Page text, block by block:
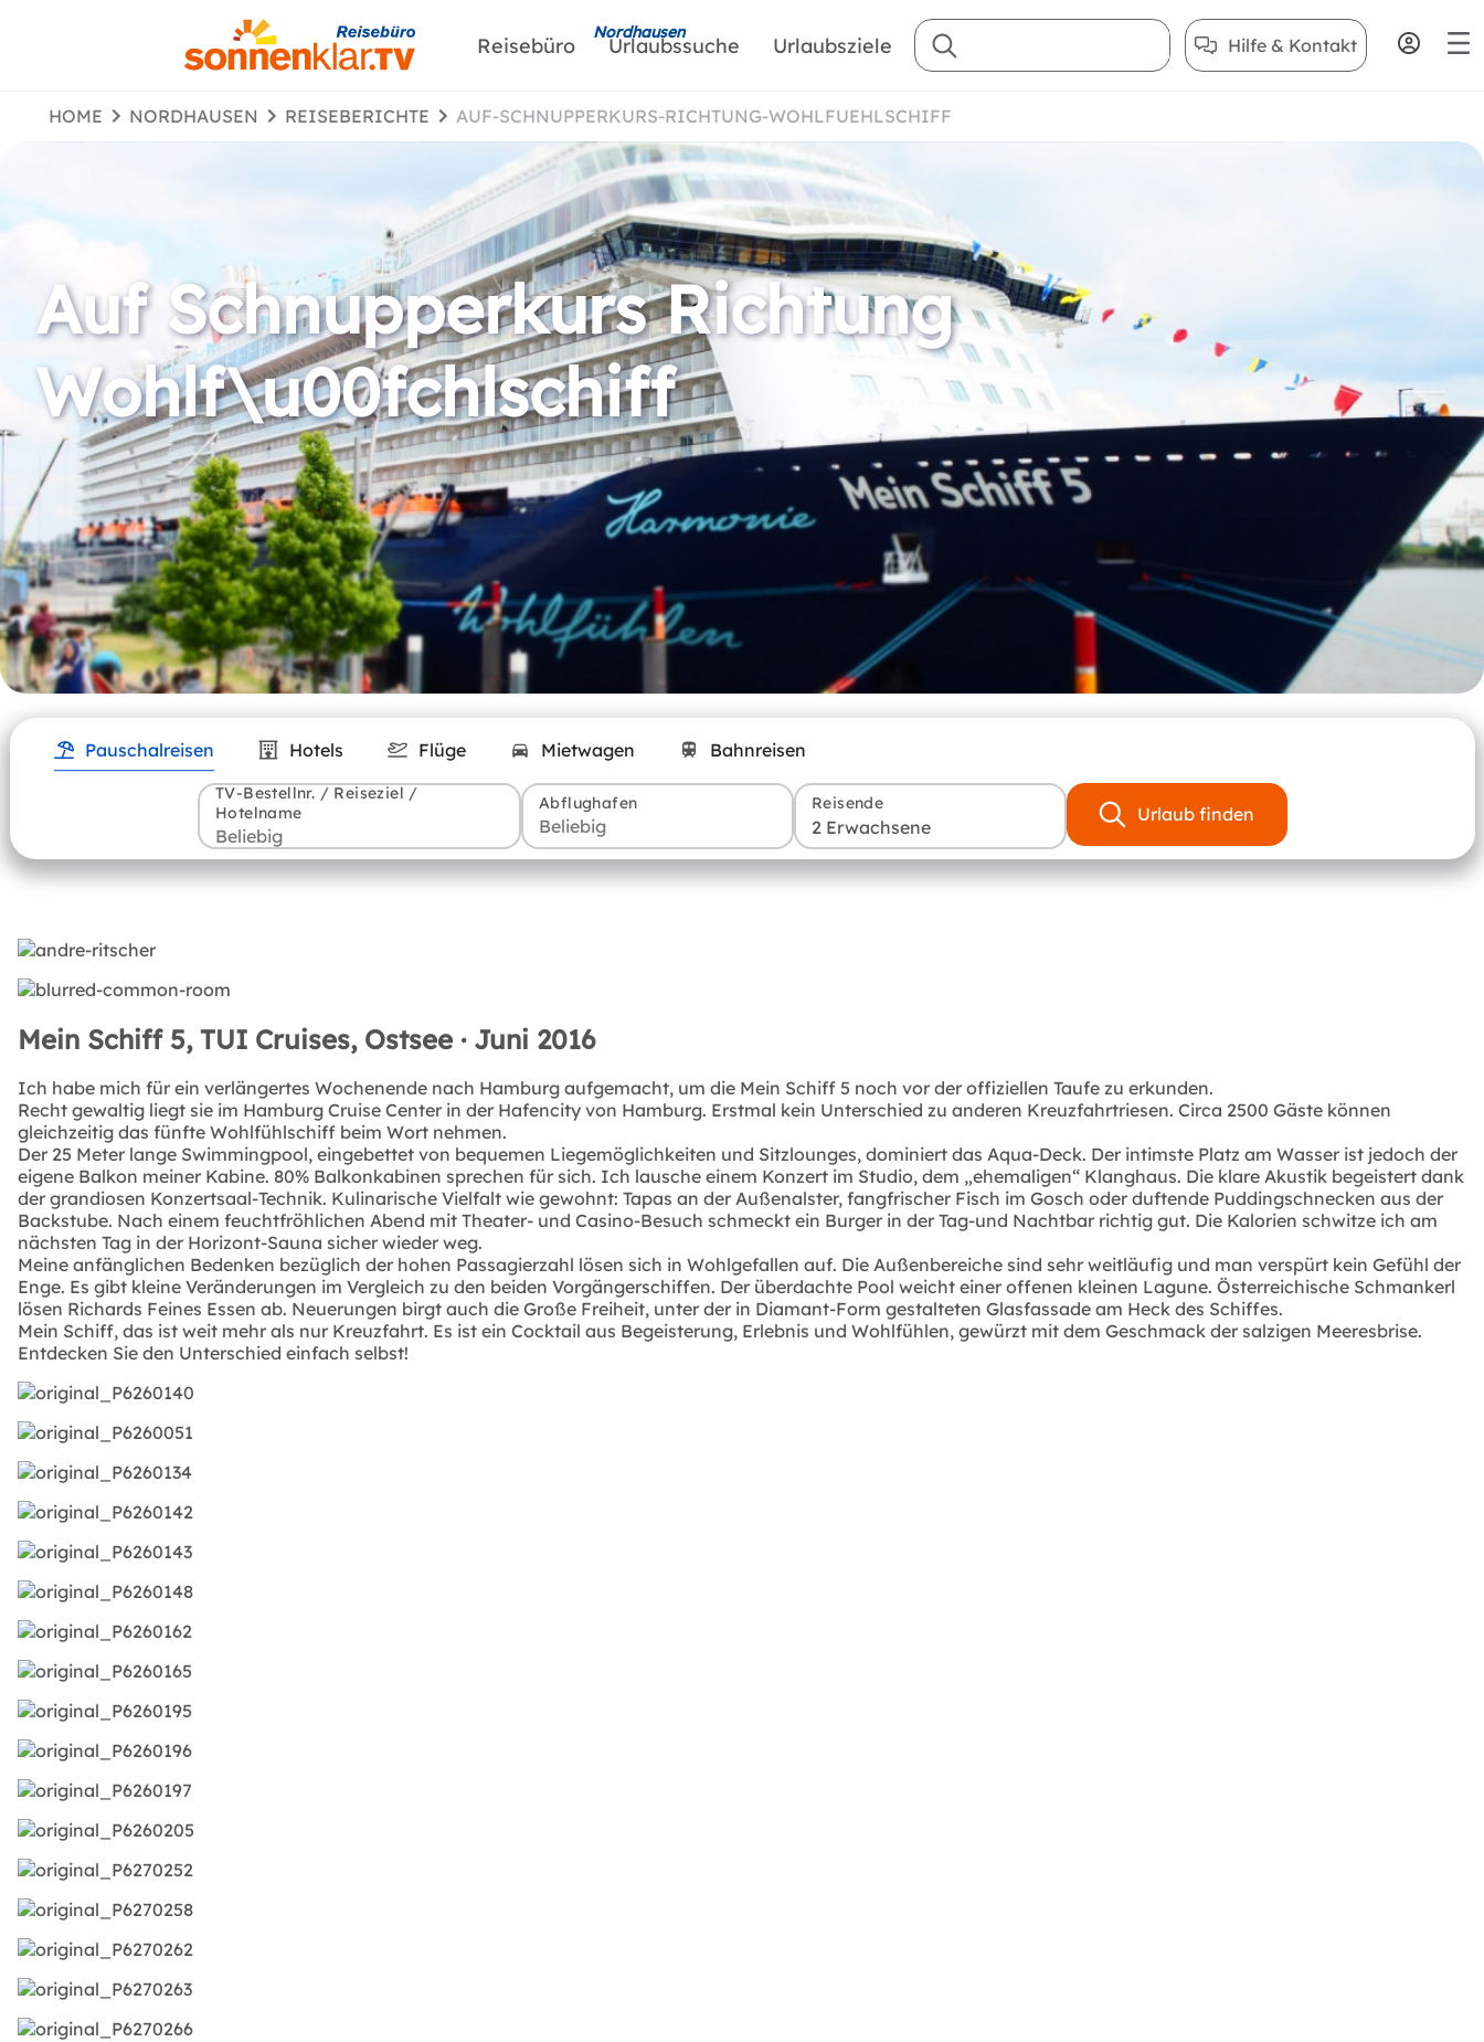
Nordhausen
Reisebüro Urlaubssuche Urlaubsziele Hilfe & Kontakt
HOME NORDHAUSEN REISEBERICHTE AUF-SCHNUPPERKURS-RICHTUNG-WOHLFUEHLSCHIFF
Auf Schnupperkurs Richtung
Wohlf\u00fchlschiff
Pauschalreisen Hotels Flüge Mietwagen Bahnreisen
TV-Bestellnr. / Reiseziel /
Hotelname
Abflughafen Reisende
2 Erwachsene
Urlaub finden
Mein Schiff 5, TUI Cruises, Ostsee · Juni 2016
Ich habe mich für ein verlängertes Wochenende nach Hamburg aufgemacht, um die Mein Schiff 5 noch vor der offiziellen Taufe zu erkunden.
Recht gewaltig liegt sie im Hamburg Cruise Center in der Hafencity von Hamburg. Erstmal kein Unterschied zu anderen Kreuzfahrtriesen. Circa 2500 Gäste können
gleichzeitig das fünfte Wohlfühlschiff beim Wort nehmen.
Der 25 Meter lange Swimmingpool, eingebettet von bequemen Liegemöglichkeiten und Sitzlounges, dominiert das Aqua-Deck. Der intimste Platz am Wasser ist jedoch der
eigene Balkon meiner Kabine. 80% Balkonkabinen sprechen für sich. Ich lausche einem Konzert im Studio, dem „ehemaligen“ Klanghaus. Die klare Akustik begeistert dank
der grandiosen Konzertsaal-Technik. Kulinarische Vielfalt wie gewohnt: Tapas an der Außenalster, fangfrischer Fisch im Gosch oder duftende Puddingschnecken aus der
Backstube. Nach einem feuchtfröhlichen Abend mit Theater- und Casino-Besuch schmeckt ein Burger in der Tag-und Nachtbar richtig gut. Die Kalorien schwitze ich am
nächsten Tag in der Horizont-Sauna sicher wieder weg.
Meine anfänglichen Bedenken bezüglich der hohen Passagierzahl lösen sich in Wohlgefallen auf. Die Außenbereiche sind sehr weitläufig und man verspürt kein Gefühl der
Enge. Es gibt kleine Veränderungen im Vergleich zu den beiden Vorgängerschiffen. Der überdachte Pool weicht einer offenen kleinen Lagune. Österreichische Schmankerl
lösen Richards Feines Essen ab. Neuerungen birgt auch die Große Freiheit, unter der in Diamant-Form gestalteten Glasfassade am Heck des Schiffes.
Mein Schiff, das ist weit mehr als nur Kreuzfahrt. Es ist ein Cocktail aus Begeisterung, Erlebnis und Wohlfühlen, gewürzt mit dem Geschmack der salzigen Meeresbrise.
Entdecken Sie den Unterschied einfach selbst!